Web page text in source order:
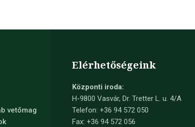
vetőmag
Elérhetőségeink
Központi iroda:
H-9800 Vasvár, Dr. Tretter L. u. 4/A
Telefon: +36 94 572 050
Fax: +36 94 572 056